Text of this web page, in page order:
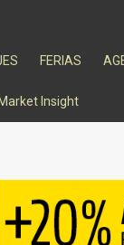
FERIAS
Market Insight